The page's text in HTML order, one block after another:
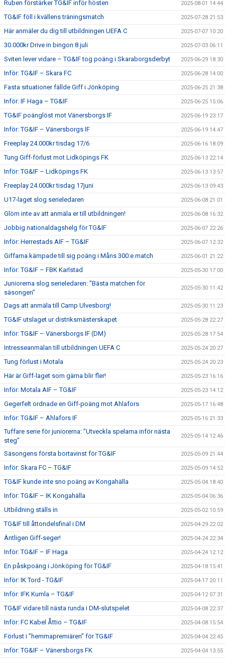
Ruben förstärker TG&IF inför hösten 2025-08-01 14:44
TG&IF föll i kvällens träningsmatch 2025-07-28 21:53
Här anmäler du dig till utbildningen UEFA C 2025-07-07 10:20
30.000kr Drive in bingon 8 juli 2025-07-03 06:11
Sviten lever vidare – TG&IF tog poäng i Skaraborgsderbyt 2025-06-29 18:30
Inför: TG&IF – Skara FC 2025-06-28 14:00
Fasta situationer fällde Giff i Jönköping 2025-06-25 21:38
Inför: IF Haga – TG&IF 2025-06-25 15:06
TG&IF poänglöst mot Vänersborgs IF 2025-06-19 23:17
Inför: TG&IF – Vänersborgs IF 2025-06-19 14:47
Freeplay 24.000kr tisdag 17/6 2025-06-16 18:09
Tung Giff-förlust mot Lidköpings FK 2025-06-13 22:14
Inför: TG&IF – Lidköpings FK 2025-06-13 13:57
Freeplay 24.000kr tisdag 17juni 2025-06-13 09:43
U17-laget slog serieledaren 2025-06-08 21:01
Glöm inte av att anmäla er till utbildningen! 2025-06-08 16:32
Jobbig nationaldagshelg för TG&IF 2025-06-07 22:26
Inför: Herrestads AIF – TG&IF 2025-06-07 12:32
Giffarna kämpade till sig poäng i Måns 300:e match 2025-06-01 21:22
Inför: TG&IF – FBK Karlstad 2025-05-30 17:00
Juniorerna slog serieledaren: ”Bästa matchen för
säsongen”
2025-05-30 11:42
Dags att anmäla till Camp Ulvesborg! 2025-05-30 11:23
TG&IF utslaget ur distriksmästerskapet 2025-05-28 22:27
Inför: TG&IF – Vänersborgs IF (DM) 2025-05-28 17:54
Intresseanmälan till utbildningen UEFA C 2025-05-24 20:27
Tung förlust i Motala 2025-05-24 20:23
Här är Giff-laget som gärna blir fler! 2025-05-23 16:16
Inför: Motala AIF – TG&IF 2025-05-23 14:12
Gegerfelt ordnade en Giff-poäng mot Ahlafors 2025-05-17 16:48
Inför: TG&IF – Ahlafors IF 2025-05-16 21:33
Tuffare serie för juniorerna: ”Utveckla spelarna inför nästa
steg”
2025-05-14 12:46
Säsongens första bortavinst för TG&IF 2025-05-09 21:44
Inför: Skara FC – TG&IF 2025-05-09 14:52
TG&IF kunde inte sno poäng av Kongahälla 2025-05-04 18:40
Inför: TG&IF – IK Kongahälla 2025-05-04 06:36
Utbildning ställs in 2025-05-02 10:59
TG&IF till åttondelsfinal i DM 2025-04-29 22:02
Äntligen Giff-seger! 2025-04-24 22:34
Inför: TG&IF – IF Haga 2025-04-24 12:12
En påskpoäng i Jönköping för TG&IF 2025-04-18 15:41
Inför: IK Tord - TG&IF 2025-04-17 20:11
Inför: IFK Kumla – TG&IF 2025-04-12 07:31
TG&IF vidare till nästa runda i DM-slutspelet 2025-04-08 22:37
Inför: FC Kabel Åttio – TG&IF 2025-04-08 15:54
Förlust i ”hemmapremiären” för TG&IF 2025-04-04 22:45
Inför: TG&IF – Vänersborgs FK 2025-04-04 13:55